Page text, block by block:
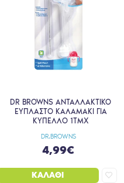
DR.BROWNS
DR BROWNS ΑΝΤΑΛΛΑΚΤΙΚΟ
ΕΥΠΛΑΣΤΟ ΚΑΛΑΜΑΚΙ ΓΙΑ
ΚΥΠΕΛΛΟ 1ΤΜΧ
4,99€
ΚΑΛΆΘΙ